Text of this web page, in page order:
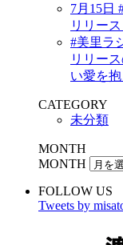
7月15日
リリース
#美里ラ
リリー
い愛を
CATEGORY
未分類
MONTH
MONTH
FOLLOW US
Tweets by